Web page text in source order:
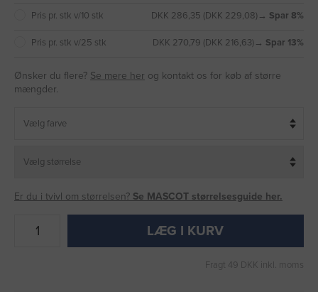
Pris pr. stk v/10 stk DKK 286,35 (DKK 229,08) → Spar 8%
Pris pr. stk v/25 stk DKK 270,79 (DKK 216,63) → Spar 13%
Ønsker du flere? Se mere her og kontakt os for køb af større
mængder.
Er du i tvivl om størrelsen? Se MASCOT størrelsesguide her.
LÆG I KURV
Fragt 49 DKK inkl. moms